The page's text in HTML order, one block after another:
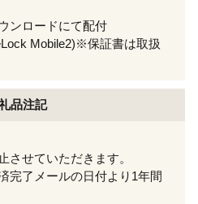
ンロードにて配付
Mobile2)※保証書は取扱
品注記
せていただきます。
完了メールの日付より1年間